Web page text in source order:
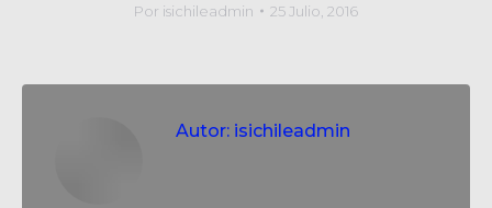
Por isichileadmin 25 Julio, 2016
Autor: isichileadmin